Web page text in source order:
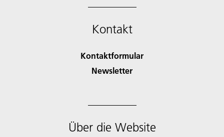
Kontakt
Kontaktformular
Newsletter
Über die Website